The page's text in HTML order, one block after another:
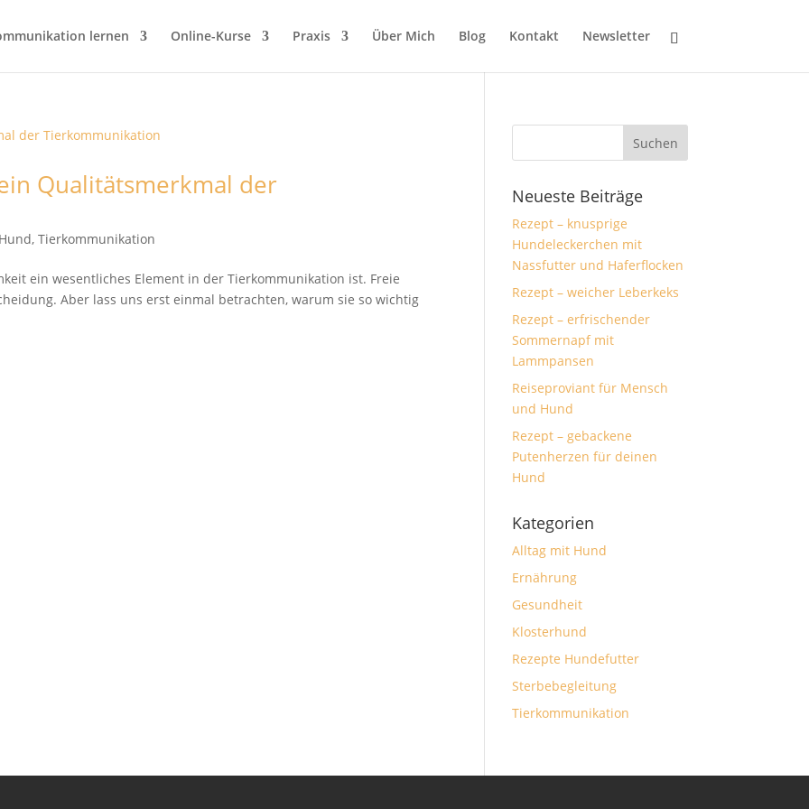
lernen Online-Kurse Praxis Über Mich Blog Kontakt Newsletter
Qualitätsmerkmal der
,Tierkommunikation
ein wesentliches Element in der Tierkommunikation ist. Freie
Aber lass uns erst einmal betrachten, warum sie so wichtig
Neueste Beiträge
Rezept – knusprige
Hundeleckerchen mit
Nassfutter und Haferflocken
Rezept – weicher Leberkeks
Rezept – erfrischender
Sommernapf mit
Lammpansen
Reiseproviant für Mensch
und Hund
Rezept – gebackene
Putenherzen für deinen
Hund
Kategorien
Alltag mit Hund
Ernährung
Gesundheit
Klosterhund
Rezepte Hundefutter
Sterbebegleitung
Tierkommunikation